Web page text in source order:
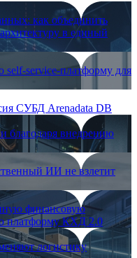
как объединить
в единый
self-service-платформу для
СУБД Arenadata DB
благодаря внедрению
ИИ не взлетит
финансовую
платформу КХД 2.0
логистику